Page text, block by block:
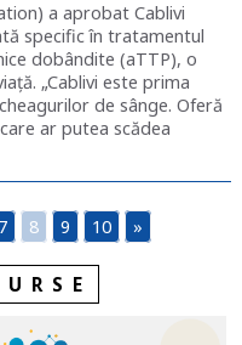
a aprobat Cablivi
specific în tratamentul
dobândite (aTTP), o
„Cablivi este prima
de sânge. Oferă
ar putea scădea
7 8 9 10 »